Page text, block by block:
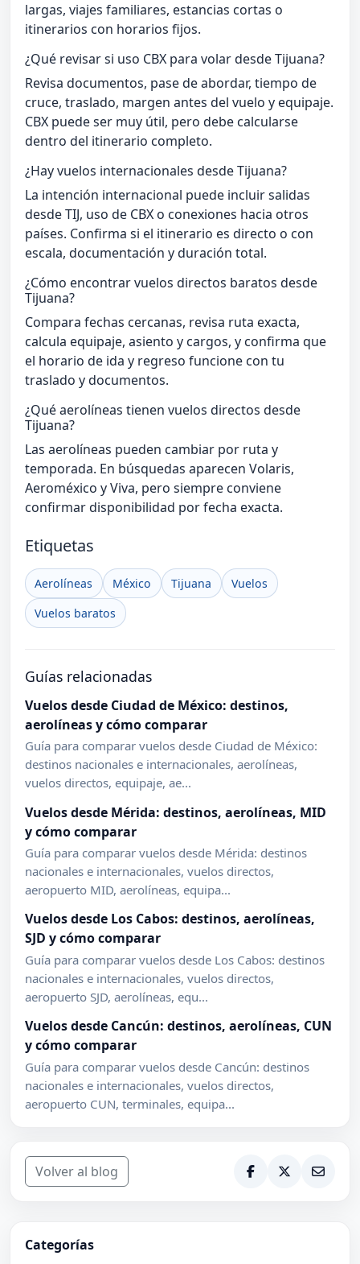
largas, viajes familiares, estancias cortas o
itinerarios con horarios fijos.
¿Qué revisar si uso CBX para volar desde Tijuana?
Revisa documentos, pase de abordar, tiempo de
cruce, traslado, margen antes del vuelo y equipaje.
CBX puede ser muy útil, pero debe calcularse
dentro del itinerario completo.
¿Hay vuelos internacionales desde Tijuana?
La intención internacional puede incluir salidas
desde TIJ, uso de CBX o conexiones hacia otros
países. Confirma si el itinerario es directo o con
escala, documentación y duración total.
¿Cómo encontrar vuelos directos baratos desde
Tijuana?
Compara fechas cercanas, revisa ruta exacta,
calcula equipaje, asiento y cargos, y confirma que
el horario de ida y regreso funcione con tu
traslado y documentos.
¿Qué aerolíneas tienen vuelos directos desde
Tijuana?
Las aerolíneas pueden cambiar por ruta y
temporada. En búsquedas aparecen Volaris,
Aeroméxico y Viva, pero siempre conviene
confirmar disponibilidad por fecha exacta.
Etiquetas
Aerolíneas México Tijuana
Vuelos
Vuelos baratos
Guías relacionadas
Vuelos desde Ciudad de México: destinos,
aerolíneas y cómo comparar
Guía para comparar vuelos desde Ciudad de México:
destinos nacionales e internacionales, aerolíneas,
vuelos directos, equipaje, ae...
Vuelos desde Mérida: destinos, aerolíneas, MID
y cómo comparar
Guía para comparar vuelos desde Mérida: destinos
nacionales e internacionales, vuelos directos,
aeropuerto MID, aerolíneas, equipa...
Vuelos desde Los Cabos: destinos, aerolíneas,
SJD y cómo comparar
Guía para comparar vuelos desde Los Cabos: destinos
nacionales e internacionales, vuelos directos,
aeropuerto SJD, aerolíneas, equ...
Vuelos desde Cancún: destinos, aerolíneas, CUN
y cómo comparar
Guía para comparar vuelos desde Cancún: destinos
nacionales e internacionales, vuelos directos,
aeropuerto CUN, terminales, equipa...
Volver al blog
Categorías